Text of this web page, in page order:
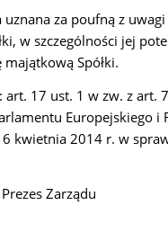
uznana za poufną z
w szczególności jej
Spółki.
art. 17 ust. 1 w zw. z art.
Europejskiego i
kwietnia 2014 r. w
Zarządu